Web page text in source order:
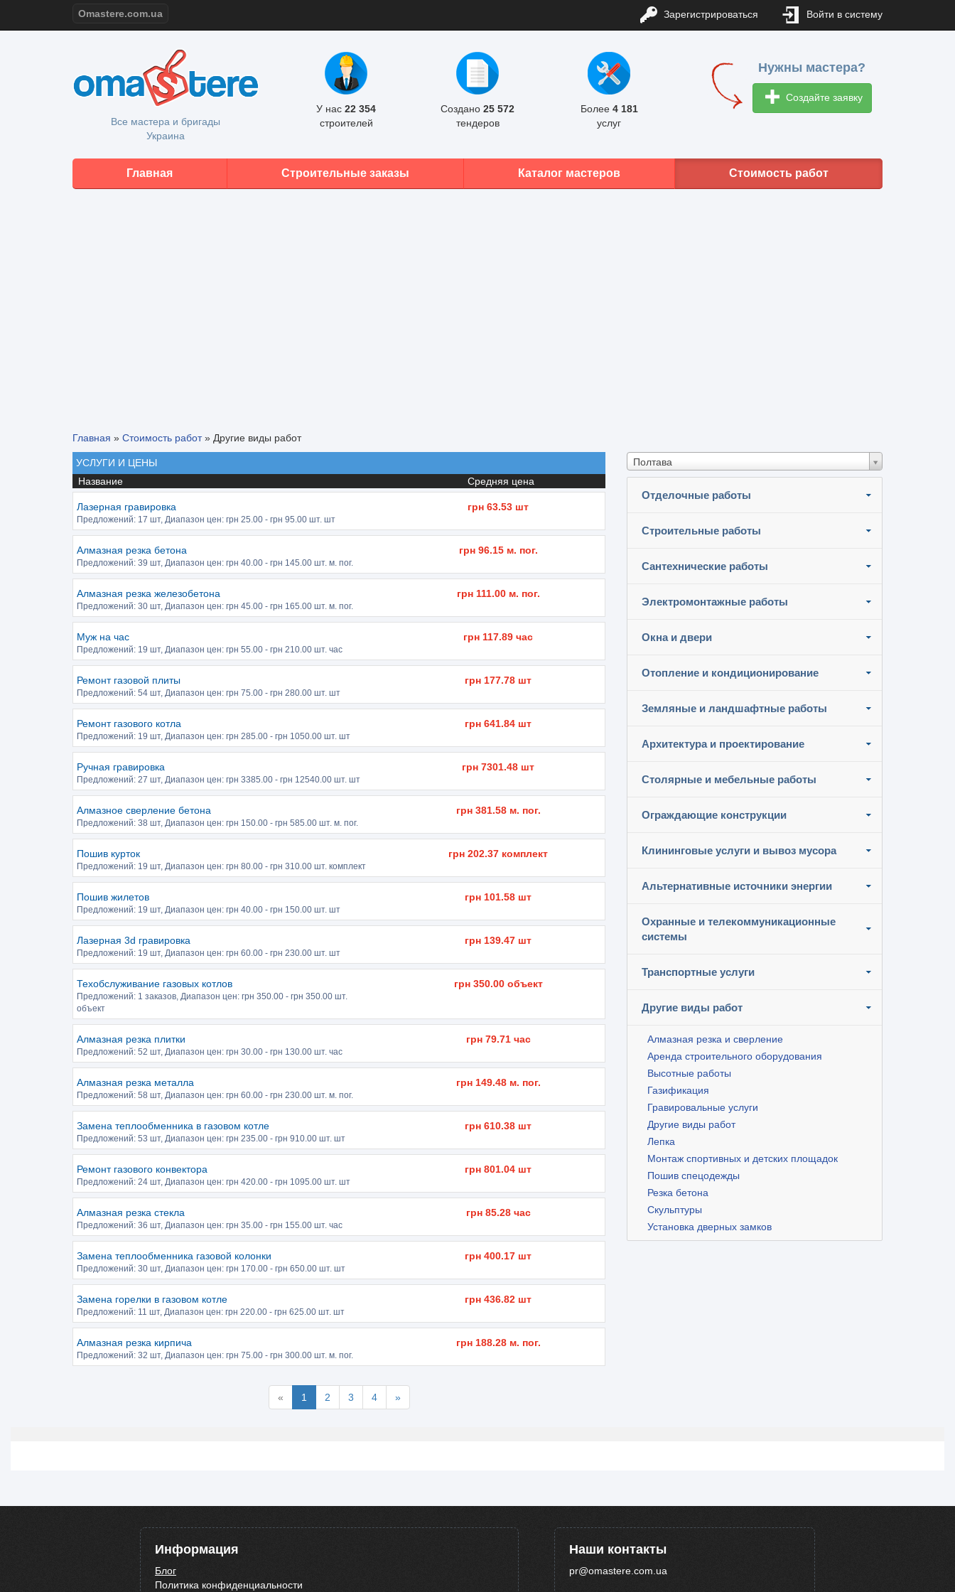
Omastere.com.ua Зарегистрироваться Войти в систему
Все мастера и бригады
Украина
У нас 22 354
строителей
Создано 25 572
тендеров
Более 4 181
услуг
Нужны мастера?
Создайте заявку
Главная Строительные заказы Каталог мастеров Стоимость работ
Главная » Стоимость работ» Другие виды работ
Полтава
Отделочные работы
Строительные работы
Сантехнические работы
Электромонтажные работы
Окна и двери
Отопление и кондиционирование
Земляные и ландшафтные работы
Архитектура и проектирование
Столярные и мебельные работы
Ограждающие конструкции
Клининговые услуги и вывоз мусора
Альтернативные источники энергии
Охранные и телекоммуникационные
системы
Транспортные услуги
Другие виды работ
Алмазная резка и сверление
Аренда строительного оборудования
Высотные работы
Газификация
Гравировальные услуги
Другие виды работ
Лепка
Монтаж спортивных и детских площадок
Пошив спецодежды
Резка бетона
Скульптуры
Установка дверных замков
УСЛУГИ И ЦЕНЫ
Название
Средняя цена
Лазерная гравировка
Предложений: 17 шт, Диапазон цен: грн 25.00 - грн 95.00 шт. шт
грн 63.53 шт
Алмазная резка бетона
Предложений: 39 шт, Диапазон цен: грн 40.00 - грн 145.00 шт. м. пог.
грн 96.15м. пог.
Алмазная резка железобетона
Предложений: 30 шт, Диапазон цен: грн 45.00 - грн 165.00 шт. м. пог.
грн 111.00м. пог.
Муж на час
Предложений: 19 шт, Диапазон цен: грн 55.00 - грн 210.00 шт. час
грн 117.89 час
Ремонт газовой плиты
Предложений: 54 шт, Диапазон цен: грн 75.00 - грн 280.00 шт. шт
грн 177.78 шт
Ремонт газового котла
Предложений: 19 шт, Диапазон цен: грн 285.00 - грн 1050.00 шт. шт
грн 641.84 шт
Ручная гравировка
Предложений: 27 шт, Диапазон цен: грн 3385.00 - грн 12540.00 шт. шт
грн 7301.48 шт
Алмазное сверление бетона
Предложений: 38 шт, Диапазон цен: грн 150.00 - грн 585.00 шт. м. пог.
грн 381.58м. пог.
Пошив курток
Предложений: 19 шт, Диапазон цен: грн 80.00 - грн 310.00 шт. комплект
грн 202.37 комплект
Пошив жилетов
Предложений: 19 шт, Диапазон цен: грн 40.00 - грн 150.00 шт. шт
грн 101.58 шт
Лазерная 3d гравировка
Предложений: 19 шт, Диапазон цен: грн 60.00 - грн 230.00 шт. шт
грн 139.47 шт
Техобслуживание газовых котлов
Предложений: 1 заказов, Диапазон цен: грн 350.00 - грн 350.00 шт.
объект
грн 350.00объект
Алмазная резка плитки
Предложений: 52 шт, Диапазон цен: грн 30.00 - грн 130.00 шт. час
грн 79.71час
Алмазная резка металла
Предложений: 58 шт, Диапазон цен: грн 60.00 - грн 230.00 шт. м. пог.
грн 149.48м. пог.
Замена теплообменника в газовом котле
Предложений: 53 шт, Диапазон цен: грн 235.00 - грн 910.00 шт. шт
грн 610.38 шт
Ремонт газового конвектора
Предложений: 24 шт, Диапазон цен: грн 420.00 - грн 1095.00 шт. шт
грн 801.04 шт
Алмазная резка стекла
Предложений: 36 шт, Диапазон цен: грн 35.00 - грн 155.00 шт. час
грн 85.28час
Замена теплообменника газовой колонки
Предложений: 30 шт, Диапазон цен: грн 170.00 - грн 650.00 шт. шт
грн 400.17 шт
Замена горелки в газовом котле
Предложений: 11 шт, Диапазон цен: грн 220.00 - грн 625.00 шт. шт
грн 436.82 шт
Алмазная резка кирпича
Предложений: 32 шт, Диапазон цен: грн 75.00 - грн 300.00 шт. м. пог.
грн 188.28м. пог.
« 1 2 3 4 »
Информация
Блог
Политика конфиденциальности
Наши контакты
pr@omastere.com.ua